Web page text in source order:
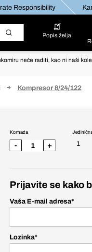
Responsibility
Popis želja
neće raditi, kao ni naši
Kompresor 8/24/122
1
Komada
- +
Prijavite se kako
Vaša E-mail adresa*
Lozinka*